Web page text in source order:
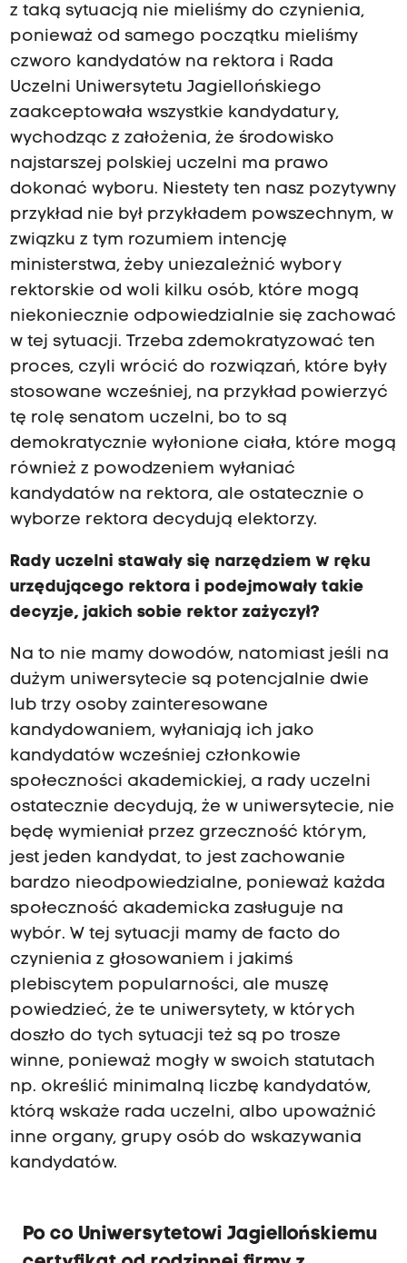
z taką sytuacją nie mieliśmy do czynienia,
ponieważ od samego początku mieliśmy
czworo kandydatów na rektora i Rada
Uczelni Uniwersytetu Jagiellońskiego
zaakceptowała wszystkie kandydatury,
wychodząc z założenia, że środowisko
najstarszej polskiej uczelni ma prawo
dokonać wyboru. Niestety ten nasz pozytywny
przykład nie był przykładem powszechnym, w
związku z tym rozumiem intencję
ministerstwa, żeby uniezależnić wybory
rektorskie od woli kilku osób, które mogą
niekoniecznie odpowiedzialnie się zachować
w tej sytuacji. Trzeba zdemokratyzować ten
proces, czyli wrócić do rozwiązań, które były
stosowane wcześniej, na przykład powierzyć
tę rolę senatom uczelni, bo to są
demokratycznie wyłonione ciała, które mogą
również z powodzeniem wyłaniać
kandydatów na rektora, ale ostatecznie o
wyborze rektora decydują elektorzy.
Rady uczelni stawały się narzędziem w ręku
urzędującego rektora i podejmowały takie
decyzje, jakich sobie rektor zażyczył?
Na to nie mamy dowodów, natomiast jeśli na
dużym uniwersytecie są potencjalnie dwie
lub trzy osoby zainteresowane
kandydowaniem, wyłaniają ich jako
kandydatów wcześniej członkowie
społeczności akademickiej, a rady uczelni
ostatecznie decydują, że w uniwersytecie, nie
będę wymieniał przez grzeczność którym,
jest jeden kandydat, to jest zachowanie
bardzo nieodpowiedzialne, ponieważ każda
społeczność akademicka zasługuje na
wybór. W tej sytuacji mamy de facto do
czynienia z głosowaniem i jakimś
plebiscytem popularności, ale muszę
powiedzieć, że te uniwersytety, w których
doszło do tych sytuacji też są po trosze
winne, ponieważ mogły w swoich statutach
np. określić minimalną liczbę kandydatów,
którą wskaże rada uczelni, albo upoważnić
inne organy, grupy osób do wskazywania
kandydatów.
Po co Uniwersytetowi Jagiellońskiemu